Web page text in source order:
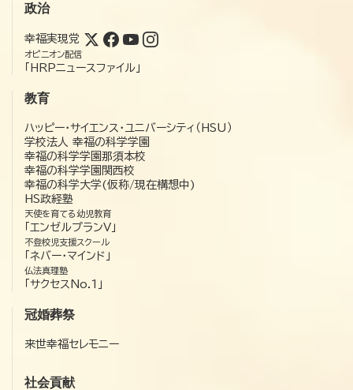
政治
幸福実現党
オピニオン配信
「HRPニュースファイル」
教育
ハッピー・サイエンス・ユニバーシティ（HSU）
学校法人 幸福の科学学園
幸福の科学学園那須本校
幸福の科学学園関西校
幸福の科学大学(仮称/現在構想中)
HS政経塾
天使を育てる幼児教育
「エンゼルプランV」
不登校児支援スクール
「ネバー・マインド」
仏法真理塾
「サクセスNo.1」
冠婚葬祭
来世幸福セレモニー
社会貢献